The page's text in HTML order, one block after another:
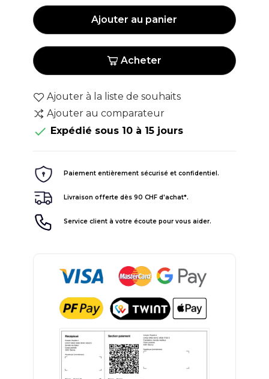
Ajouter au panier
Acheter
Ajouter à la liste de souhaits
Ajouter au comparateur
 Expédié sous 10 à 15 jours
Paiement entièrement sécurisé et confidentiel.
Livraison offerte dès 90 CHF d'achat*.
Service client à votre écoute pour vous aider.